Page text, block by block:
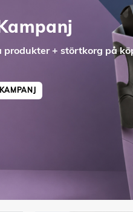
produkter + störtkorg på